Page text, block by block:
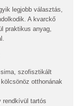
legjobb választás,
A kvarckő
praktikus anyag,
szofisztikált
otthonának
rendkívül tartós